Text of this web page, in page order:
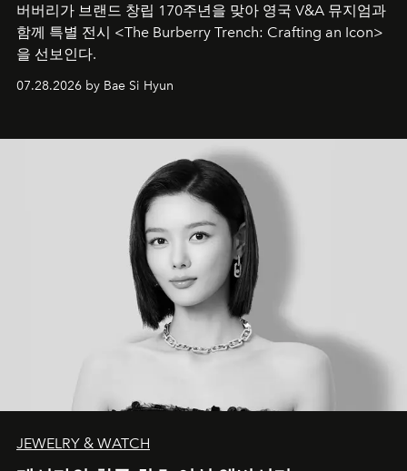
버버리가 브랜드 창립 170주년을 맞아 영국 V&A 뮤지엄과
함께 특별 전시 <The Burberry Trench: Crafting an Icon>
을 선보인다.
07.28.2026 by Bae Si Hyun
JEWELRY & WATCH